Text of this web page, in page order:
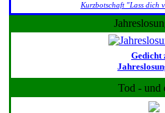
Kurzbotschaft "Lass dich
Gedicht
Tod - und